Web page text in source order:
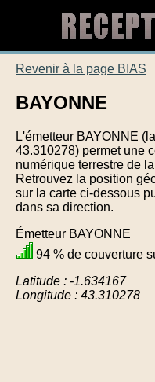
Revenir à la page BIAS
BAYONNE
L'émetteur BAYONNE
43.310278) permet une
numérique terrestre de
Retrouvez la position
sur la carte ci-dessous
dans sa direction.
Émetteur BAYONNE
94 % de couverture
Latitude : -1.634167
Longitude : 43.310278